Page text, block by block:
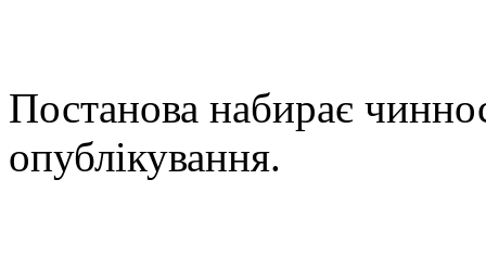
Постанова набирає
опублікування.